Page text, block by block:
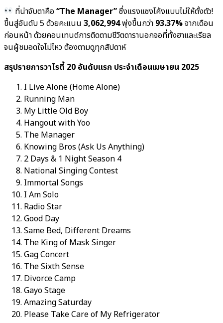
ที่น่าจับตาคือ“The Manager”ซึ่งแรงแซงโค้งแบบไม่ให้ตั้งตัว!
ขึ้นสู่อันดับ 5 ด้วยคะแนน 3,062,994พุ่งขึ้นกว่า 93.37%จากเดือน
ก่อนหน้า ด้วยคอนเทนต์การติดตามชีวิตดารานอกจอที่ทั้งฮาและเรียล
จนผู้ชมอดใจไม่ไหว ต้องตามดูทุกสัปดาห์
สรุปรายการวาไรตี้ 20 อันดับแรก ประจำเดือนเมษายน 2025
I Live Alone (Home Alone)
Running Man
My Little Old Boy
Hangout with Yoo
The Manager
Knowing Bros (Ask Us Anything)
2 Days & 1 Night Season 4
National Singing Contest
Immortal Songs
I Am Solo
Radio Star
Good Day
Same Bed, Different Dreams
The King of Mask Singer
Gag Concert
The Sixth Sense
Divorce Camp
Gayo Stage
Amazing Saturday
Please Take Care of My Refrigerator